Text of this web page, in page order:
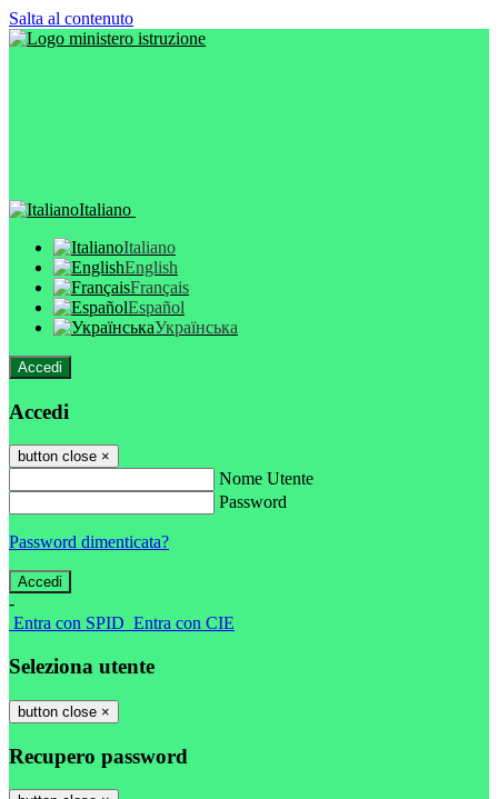
Salta al contenuto
Italiano
Italiano
English
Français
Español
Українська
Accedi
Accedi
button close ×
Nome Utente
Password
Password dimenticata?
-
Entra con SPID Entra con CIE
Seleziona utente
button close ×
Recupero password